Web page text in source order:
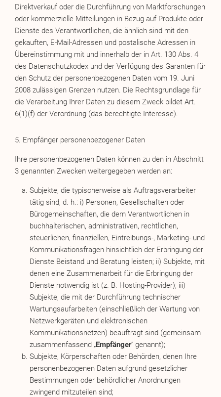
Direktverkauf oder die Durchführung von Marktforschungen
oder kommerzielle Mitteilungen in Bezug auf Produkte oder
Dienste des Verantwortlichen, die ähnlich sind mit den
gekauften, E-Mail-Adressen und postalische Adressen in
Übereinstimmung mit und innerhalb der in Art. 130 Abs. 4
des Datenschutzkodex und der Verfügung des Garanten für
den Schutz der personenbezogenen Daten vom 19. Juni
2008 zulässigen Grenzen nutzen. Die Rechtsgrundlage für
die Verarbeitung Ihrer Daten zu diesem Zweck bildet Art.
6(1)(f) der Verordnung (das berechtigte Interesse).
5. Empfänger personenbezogener Daten
Ihre personenbezogenen Daten können zu den in Abschnitt
3 genannten Zwecken weitergegeben werden an:
Subjekte, die typischerweise als Auftragsverarbeiter
tätig sind, d. h.: i) Personen, Gesellschaften oder
Bürogemeinschaften, die dem Verantwortlichen in
buchhalterischen, administrativen, rechtlichen,
steuerlichen, finanziellen, Eintreibungs-, Marketing- und
Kommunikationsfragen hinsichtlich der Erbringung der
Dienste Beistand und Beratung leisten; ii) Subjekte, mit
denen eine Zusammenarbeit für die Erbringung der
Dienste notwendig ist (z. B. Hosting-Provider); iii)
Subjekte, die mit der Durchführung technischer
Wartungsaufarbeiten (einschließlich der Wartung von
Netzwerkgeräten und elektronischen
Kommunikationsnetzen) beauftragt sind (gemeinsam
zusammenfassend „Empfänger“ genannt);
Subjekte, Körperschaften oder Behörden, denen Ihre
personenbezogenen Daten aufgrund gesetzlicher
Bestimmungen oder behördlicher Anordnungen
zwingend mitzuteilen sind;